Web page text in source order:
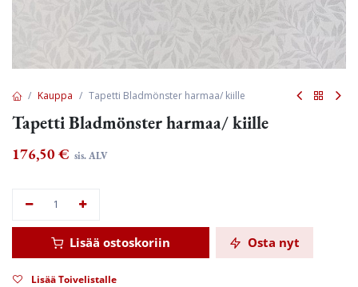
Kauppa Tapetti Bladmönster harmaa/ kiille
Tapetti Bladmönster harmaa/ kiille
176,50 € sis. ALV
Lisää ostoskoriin Osta nyt
Lisää Toivelistalle